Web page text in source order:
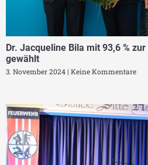
Dr. Jacqueline Bila mit 93,6 %
gewählt
3. November 2024 Keine Kommentare